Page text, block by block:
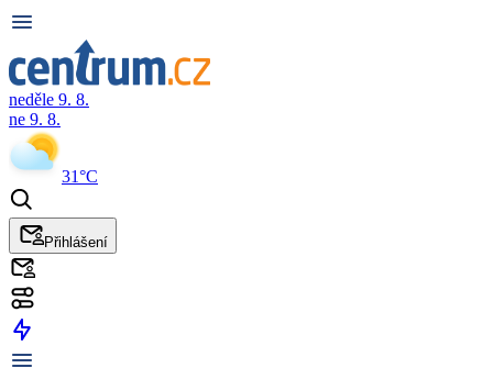
neděle 9. 8.
ne 9. 8.
31°C
Přihlášení